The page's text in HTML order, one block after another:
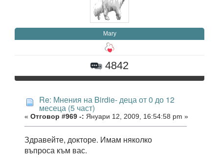
Mary
4842
Re: Мнения на Birdie- деца от 0 до 12
месеца (5 част)
« Отговор #969 -: Януари 12, 2009, 16:54:58 pm »
Здравейте, докторе. Имам няколко
въпроса към вас.